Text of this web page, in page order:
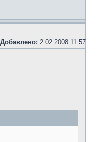
Добавлено: 2.02.2008 11:57